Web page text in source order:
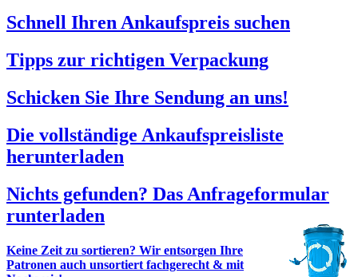
Schnell Ihren Ankaufspreis suchen
Tipps zur richtigen Verpackung
Schicken Sie Ihre Sendung an uns!
Die vollständige Ankaufspreisliste
herunterladen
Nichts gefunden? Das Anfrageformular
runterladen
Keine Zeit zu sortieren? Wir entsorgen Ihre
Patronen auch unsortiert fachgerecht & mit